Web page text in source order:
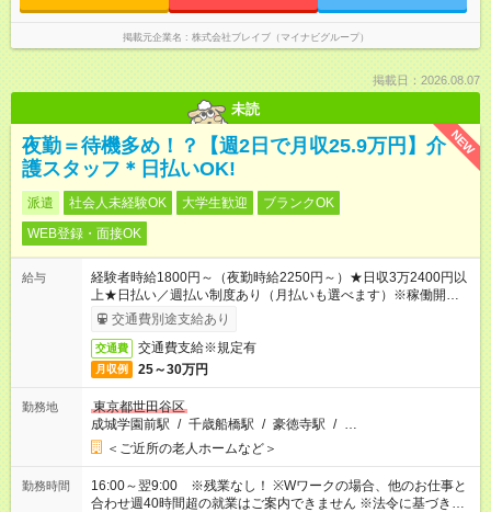
掲載元企業名 株式会社ブレイブ（マイナビグループ）
掲載日：2026.08.07
未読
NEW
夜勤＝待機多め！？【週2日で月収25.9万円】介
護スタッフ＊日払いOK!
派遣 社会人未経験OK 大学生歓迎
ブランクOK
WEB登録・面接OK
給与
経験者時給1800円～（夜勤時給2250円～）★日収3万2400円以
上★日払い／週払い制度あり（月払いも選べます）※稼働開始時
は手続き完了次第のお支払いとなります。
交通費別途支給あり
交通費 交通費支給※規定有
月収例 25～30万円
勤務地
東京都世田谷区
成城学園前駅 / 千歳船橋駅 / 豪徳寺駅 / …
＜ご近所の老人ホームなど＞
勤務時間
16:00～翌9:00 ※残業なし！ ※Wワークの場合、他のお仕事と
合わせ週40時間超の就業はご案内できません ※法令に基づき、